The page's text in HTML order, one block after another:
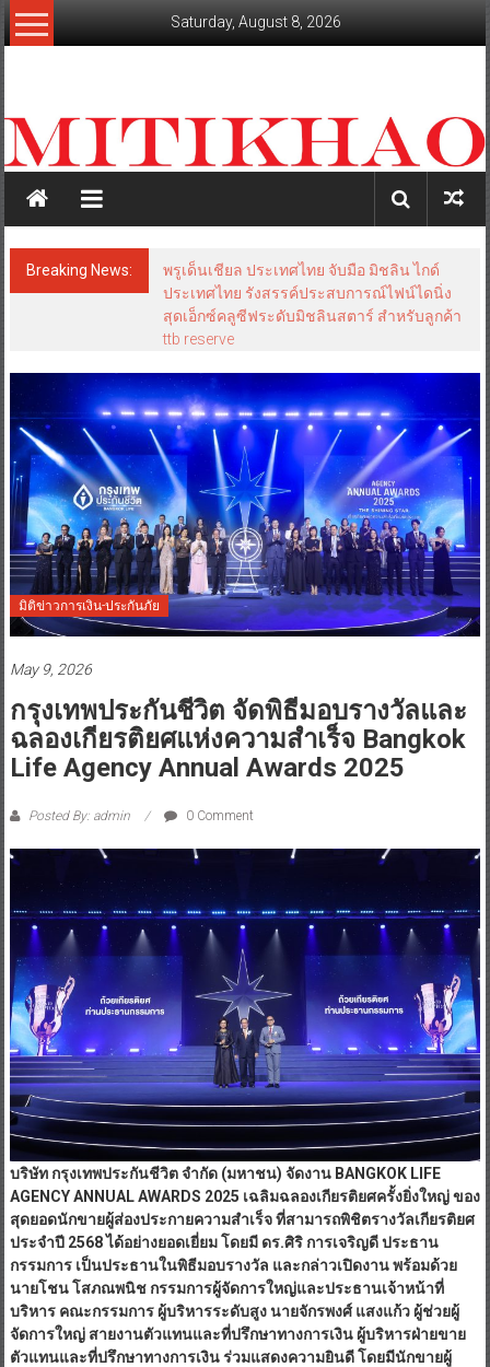
Skip
to
Saturday, August 8, 2026
สะท้อน
ลึก
เหลี่ยม
มุม
เศรษฐกิจ-
การเมือง-
Breaking News:
พรูเด็นเชียล ประเทศไทย จับมือ มิชลิน ไกด์
ประเทศไทย รังสรรค์ประสบการณ์ไฟน์ไดนิ่ง
สุดเอ็กซ์คลูซีฟระดับมิชลินสตาร์ สำหรับลูกค้า
ttb reserve
มิติข่าวการเงิน-ประกันภัย
May 9, 2026
กรุงเทพประกันชีวิต จัดพิธีมอบรางวัลและ
ฉลองเกียรติยศแห่งความสำเร็จ Bangkok
Life Agency Annual Awards 2025
Posted By: admin 0 Comment
บริษัท กรุงเทพประกันชีวิต จำกัด (มหาชน) จัดงาน BANGKOK LIFE
AGENCY ANNUAL AWARDS 2025 เฉลิมฉลองเกียรติยศครั้งยิ่งใหญ่ ของ
สุดยอดนักขายผู้ส่องประกายความสำเร็จ ที่สามารถพิชิตรางวัลเกียรติยศ
ประจำปี 2568 ได้อย่างยอดเยี่ยม โดยมี ดร.ศิริ การเจริญดี ประธาน
กรรมการ เป็นประธานในพิธีมอบรางวัล และกล่าวเปิดงาน พร้อมด้วย
นายโชน โสภณพนิช กรรมการผู้จัดการใหญ่และประธานเจ้าหน้าที่
บริหาร คณะกรรมการ ผู้บริหารระดับสูง นายจักรพงศ์ แสงแก้ว ผู้ช่วยผู้
จัดการใหญ่ สายงานตัวแทนและที่ปรึกษาทางการเงิน ผู้บริหารฝ่ายขาย
ตัวแทนและที่ปรึกษาทางการเงิน ร่วมแสดงความยินดี โดยมีนักขายผู้